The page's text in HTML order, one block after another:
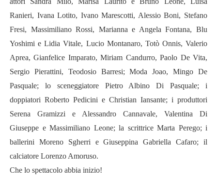
Ranieri, Ivana Lotito, Ivano Marescotti, Alessio Boni, Stefano
Fresi, Massimiliano Rossi, Marianna e Angela Fontana, Blu
Yoshimi e Lidia Vitale, Lucio Montanaro, Totò Onnis, Valerio
Aprea, Gianfelice Imparato, Miriam Candurro, Paolo De Vita,
Sergio Pierattini, Teodosio Barresi; Moda Joao, Mingo De
Pasquale; lo sceneggiatore Pietro Albino Di Pasquale; i
doppiatori Roberto Pedicini e Christian Iansante; i produttori
Serena Gramizzi e Alessandro Cannavale, Valentina Di
Giuseppe e Massimiliano Leone; la scrittrice Marta Perego; i
ballerini Moreno Sgherri e Giuseppina Gabriella Cafaro; il
calciatore Lorenzo Amoruso.
Che lo spettacolo abbia inizio!